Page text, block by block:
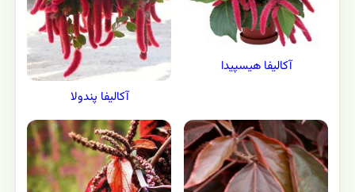
آکالیفا هیسپیدا
آکالیفا پندولا